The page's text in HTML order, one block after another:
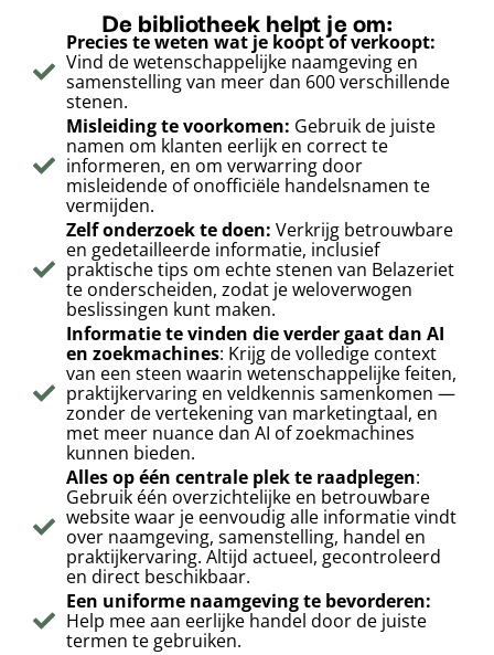
De bibliotheek helpt je om:
Precies te weten wat je koopt of verkoopt:
Vind de wetenschappelijke naamgeving en
samenstelling van meer dan 600 verschillende
stenen.
Misleiding te voorkomen: Gebruik de juiste
namen om klanten eerlijk en correct te
informeren, en om verwarring door
misleidende of onofficiële handelsnamen te
vermijden.
Zelf onderzoek te doen: Verkrijg betrouwbare
en gedetailleerde informatie, inclusief
praktische tips om echte stenen van Belazeriet
te onderscheiden, zodat je weloverwogen
beslissingen kunt maken.
Informatie te vinden die verder gaat dan AI
en zoekmachines: Krijg de volledige context
van een steen waarin wetenschappelijke feiten,
praktijkervaring en veldkennis samenkomen —
zonder de vertekening van marketingtaal, en
met meer nuance dan AI of zoekmachines
kunnen bieden.
Alles op één centrale plek te raadplegen:
Gebruik één overzichtelijke en betrouwbare
website waar je eenvoudig alle informatie vindt
over naamgeving, samenstelling, handel en
praktijkervaring. Altijd actueel, gecontroleerd
en direct beschikbaar.
Een uniforme naamgeving te bevorderen:
Help mee aan eerlijke handel door de juiste
termen te gebruiken.